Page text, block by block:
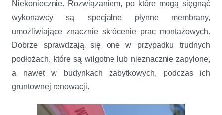
Niekoniecznie. Rozwiązaniem, po które mogą sięgnąć
wykonawcy są specjalne płynne membrany,
umożliwiające znacznie skrócenie prac montażowych.
Dobrze sprawdzają się one w przypadku trudnych
podłożach, które są wilgotne lub nieznacznie zapylone,
a nawet w budynkach zabytkowych, podczas ich
gruntownej renowacji.